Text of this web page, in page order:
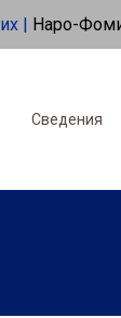
| Наро-
Сведения